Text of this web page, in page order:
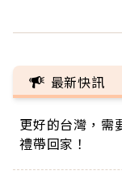
最新快訊
更好的台灣，需
禮帶回家！